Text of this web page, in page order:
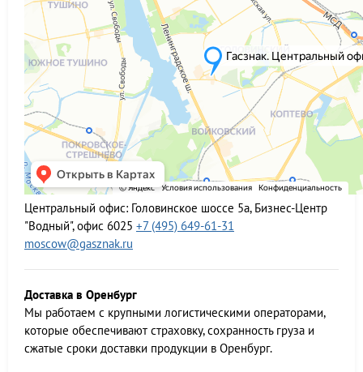
Центральный офис: Головинское шоссе 5а, Бизнес-Центр
"Водный", офис 6025 +7 (495) 649-61-31
moscow@gasznak.ru
Доставка в Оренбург
Мы работаем c крупными логистическими операторами,
которые обеспечивают страховку, сохранность груза и
сжатые сроки доставки продукции в Оренбург.